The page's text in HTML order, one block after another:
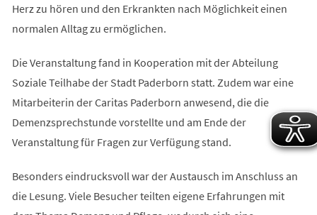
Herz zu hören und den Erkrankten nach Möglichkeit einen
normalen Alltag zu ermöglichen.
Die Veranstaltung fand in Kooperation mit der Abteilung
Soziale Teilhabe der Stadt Paderborn statt. Zudem war eine
Mitarbeiterin der Caritas Paderborn anwesend, die die
Demenzsprechstunde vorstellte und am Ende der
Veranstaltung für Fragen zur Verfügung stand.
Besonders eindrucksvoll war der Austausch im Anschluss an
die Lesung. Viele Besucher teilten eigene Erfahrungen mit